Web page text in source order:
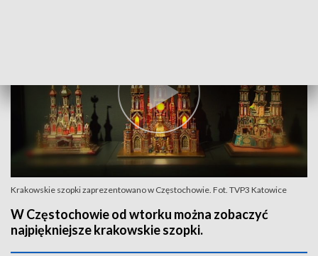
Krakowskie szopki zaprezentowano w Częstochowie. Fot. TVP3 Katowice
W Częstochowie od wtorku można zobaczyć
najpiękniejsze krakowskie szopki.